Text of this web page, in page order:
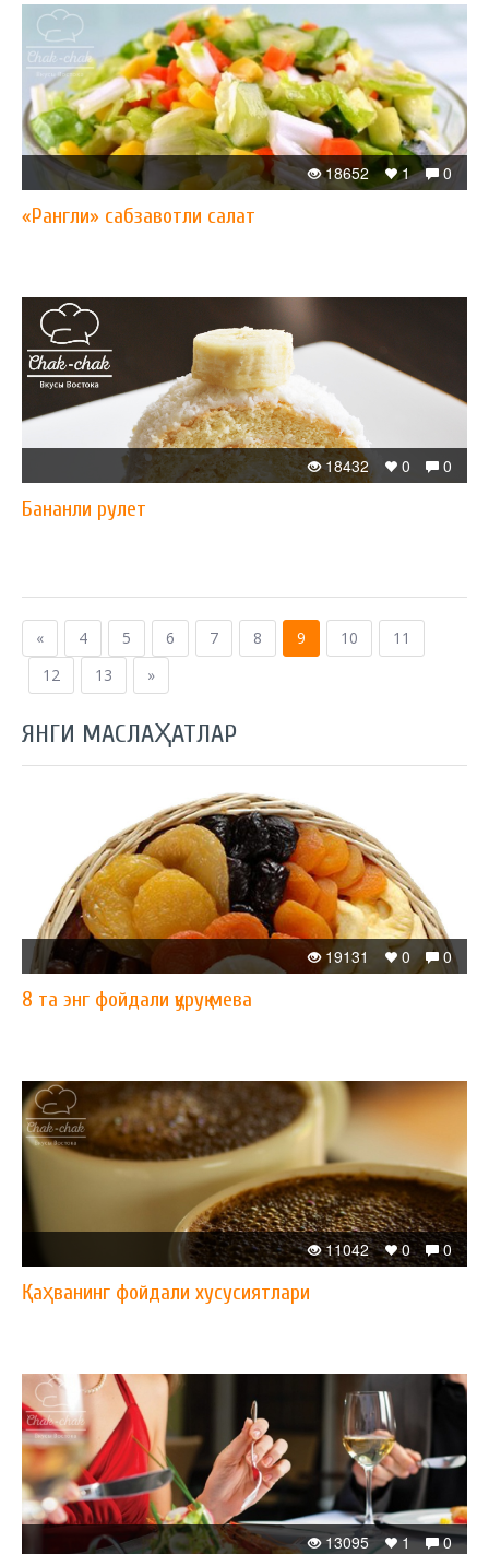
0
1
18652
«Рангли» сабзавотли салат
0
0
18432
Бананли рулет
« 4 5 6 7 8 9 10
11
12
13 »
ЯНГИ МАСЛАҲАТЛАР
0
0
19131
8 та энг фойдали қуруқ мева
0
0
11042
Қаҳванинг фойдали хусусиятлари
0
1
13095